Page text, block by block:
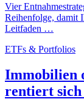
Vier
Reihenfolge, damit
Leitfaden …
ETFs & Portfolios
Immobilien
rentiert sich